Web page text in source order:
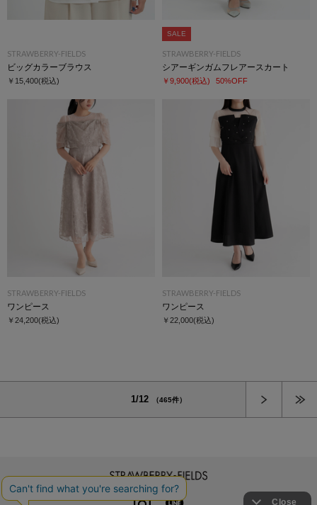
STRAWBERRY-FIELDS
ビッグカラーブラウス
￥15,400(税込)
SALE
STRAWBERRY-FIELDS
シアーギンガムフレアースカート
￥9,900(税込) 50%OFF
STRAWBERRY-FIELDS
ワンピース
￥24,200(税込)
STRAWBERRY-FIELDS
ワンピース
￥22,000(税込)
1/12 （465件）
INSTAGRAM
LINE